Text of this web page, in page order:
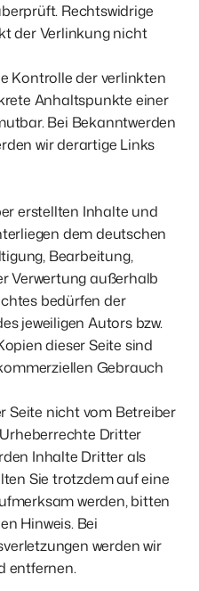
Rechtswidrige
der Verlinkung nicht
Kontrolle der verlinkten
Anhaltspunkte einer
Bei Bekanntwerden
wir derartige Links
erstellten Inhalte und
dem deutschen
Bearbeitung,
Verwertung außerhalb
bedürfen der
jeweiligen Autors bzw.
dieser Seite sind
Gebrauch
Seite nicht vom Betreiber
Dritter
Inhalte Dritter als
Sie trotzdem auf eine
werden, bitten
Hinweis. Bei
werden wir
entfernen.